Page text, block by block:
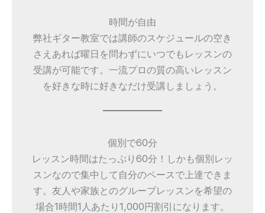
時間が自由
弊社ギター教室では講師のスケジュールの空き
さえあれば曜日を問わずにいつでもレッスンの
受講が可能です。一流プロの質の高いレッスン
を好きな時に好きなだけ受講しましょう。
個別で60分
レッスン時間はたっぷり60分！しかも個別レッ
スンなので集中して自分のペースで上達できま
す。友人や家族とのグループレッスンを希望の
場合1時間1人あたり1,000円割引になります。